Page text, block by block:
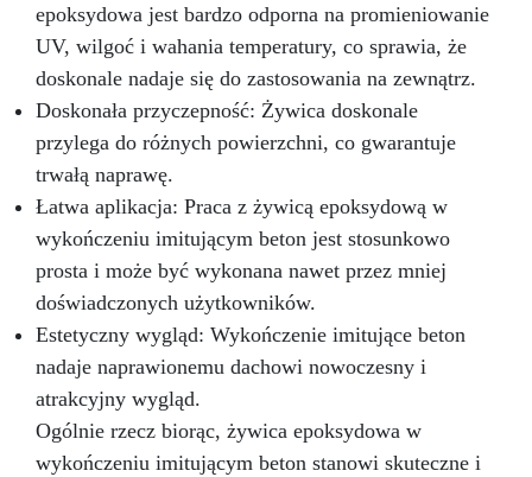
epoksydowa jest bardzo odporna na promieniowanie
UV, wilgoć i wahania temperatury, co sprawia, że
doskonale nadaje się do zastosowania na zewnątrz.
Doskonała przyczepność: Żywica doskonale
przylega do różnych powierzchni, co gwarantuje
trwałą naprawę.
Łatwa aplikacja: Praca z żywicą epoksydową w
wykończeniu imitującym beton jest stosunkowo
prosta i może być wykonana nawet przez mniej
doświadczonych użytkowników.
Estetyczny wygląd: Wykończenie imitujące beton
nadaje naprawionemu dachowi nowoczesny i
atrakcyjny wygląd.
Ogólnie rzecz biorąc, żywica epoksydowa w
wykończeniu imitującym beton stanowi skuteczne i